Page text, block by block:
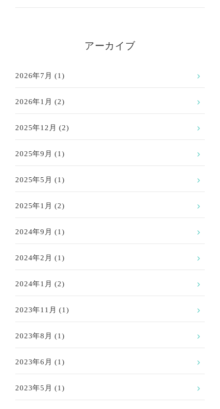
アーカイブ
2026年7月 (1)
2026年1月 (2)
2025年12月 (2)
2025年9月 (1)
2025年5月 (1)
2025年1月 (2)
2024年9月 (1)
2024年2月 (1)
2024年1月 (2)
2023年11月 (1)
2023年8月 (1)
2023年6月 (1)
2023年5月 (1)